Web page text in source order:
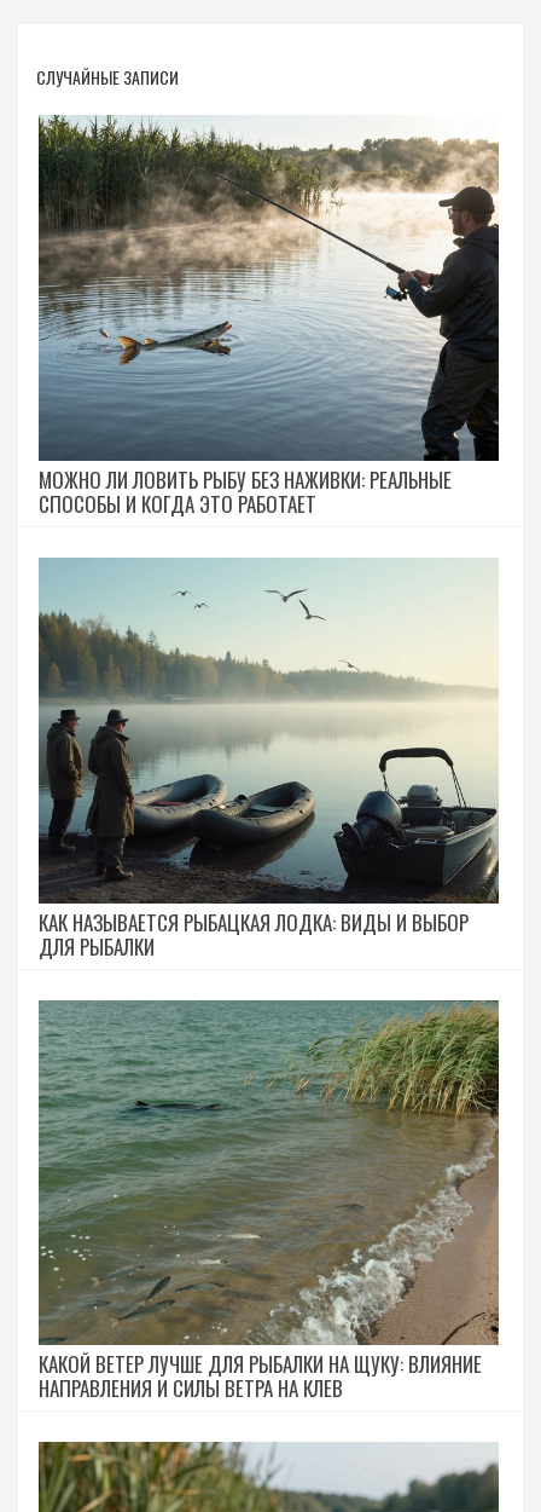
СЛУЧАЙНЫЕ ЗАПИСИ
МОЖНО ЛИ ЛОВИТЬ РЫБУ БЕЗ НАЖИВКИ: РЕАЛЬНЫЕ
СПОСОБЫ И КОГДА ЭТО РАБОТАЕТ
КАК НАЗЫВАЕТСЯ РЫБАЦКАЯ ЛОДКА: ВИДЫ И ВЫБОР
ДЛЯ РЫБАЛКИ
КАКОЙ ВЕТЕР ЛУЧШЕ ДЛЯ РЫБАЛКИ НА ЩУКУ: ВЛИЯНИЕ
НАПРАВЛЕНИЯ И СИЛЫ ВЕТРА НА КЛЕВ